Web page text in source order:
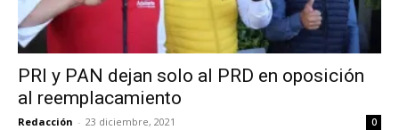
PRI y PAN dejan solo al PRD en oposición
al reemplacamiento
Redacción - 23 diciembre, 2021 0